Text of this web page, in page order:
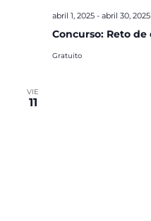
Concurso: Reto
abril 1, 2025- abril 30, 2025
Gratuito
VIE
11